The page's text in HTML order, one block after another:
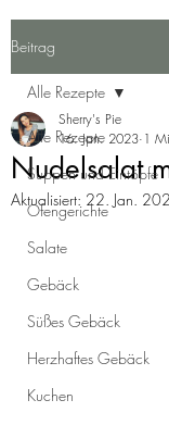
Beitrag
Alle Rezepte
Suppen und Eintöpfe
Ofengerichte
Salate
Gebäck
Süßes Gebäck
Herzhaftes Gebäck
Kuchen
Alle Rezepte
Nudelsalat
Sherry's Pie
16. Jan. 2023 1
Aktualisiert: 22. Jan.